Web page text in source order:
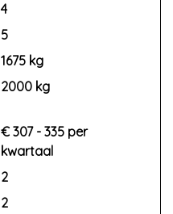
4
5
1675 kg
2000 kg
€ 307 - 335 per
kwartaal
2
2